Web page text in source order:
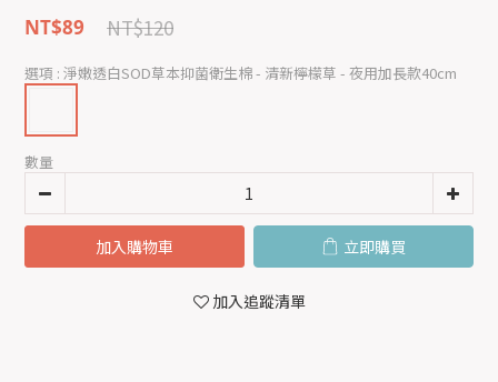
NT$120
NT$89
選項 : 淨嫩透白SOD草本抑菌衛生棉 - 清新檸檬草 - 夜用加長款40cm
數量
加入購物車 立即購買
加入追蹤清單